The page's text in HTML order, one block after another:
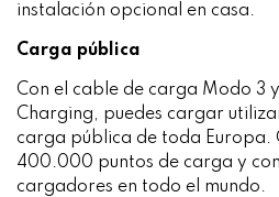
instalación opcional en casa.
Carga pública
Con el cable de carga Modo 3
Charging, puedes cargar
carga pública de toda Europa.
400.000 puntos de carga y
cargadores en todo el mundo.